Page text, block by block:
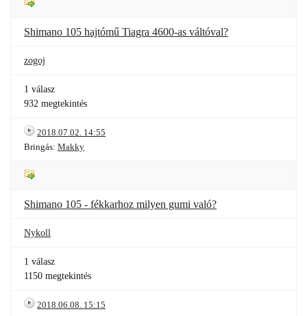
Shimano 105 hajtómű Tiagra 4600-as váltóval?
zogoj
1 válasz
932 megtekintés
2018.07.02. 14:55
Bringás: Makky
Shimano 105 - fékkarhoz milyen gumi való?
Nykoll
1 válasz
1150 megtekintés
2018.06.08. 15:15